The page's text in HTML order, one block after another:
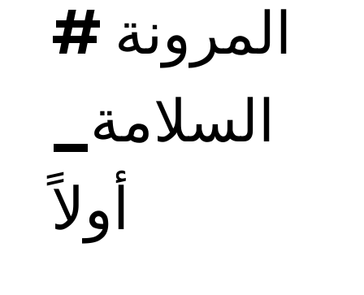
المرونة #
السلامة_
أولاً